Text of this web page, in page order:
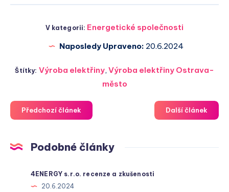
V kategorii: Energetické společnosti
Naposledy Upraveno: 20.6.2024
Štítky: Výroba elektřiny, Výroba elektřiny Ostrava-
město
Předchozí článek Další článek
Podobné články
4ENERGY s.r.o. recenze a zkušenosti
20.6.2024